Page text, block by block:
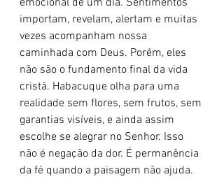
emocional de um dia. Sentimentos
importam, revelam, alertam e muitas
vezes acompanham nossa
caminhada com Deus. Porém, eles
não são o fundamento final da vida
cristã. Habacuque olha para uma
realidade sem flores, sem frutos, sem
garantias visíveis, e ainda assim
escolhe se alegrar no Senhor. Isso
não é negação da dor. É permanência
da fé quando a paisagem não ajuda.